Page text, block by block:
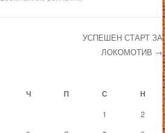
УСПЕШЕН СТАРТ ЗА
ЛОКОМОТИВ →
Ч П С Н
1
2